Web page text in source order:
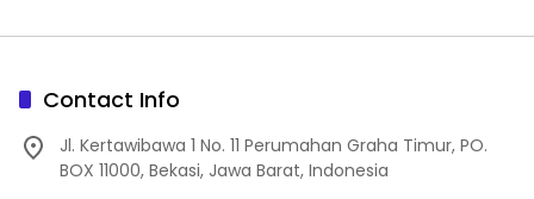
Contact Info
Jl. Kertawibawa 1 No. 11 Perumahan Graha Timur, PO.
BOX 11000, Bekasi, Jawa Barat, Indonesia